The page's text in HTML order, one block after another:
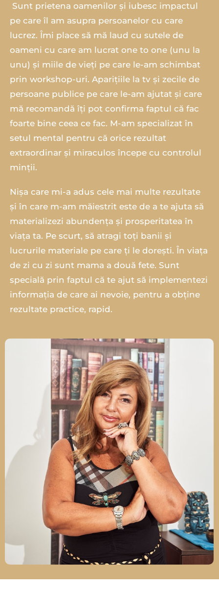
‍ Sunt prietena oamenilor și iubesc impactul
pe care îl am asupra persoanelor cu care
lucrez. Îmi place să mă laud cu sutele de
oameni cu care am lucrat one to one (unu la
unu) și miile de vieți pe care le-am schimbat
prin workshop-uri. Aparițiile la tv și zecile de
persoane publice pe care le-am ajutat și care
mă recomandă îți pot confirma faptul că fac
foarte bine ceea ce fac. M-am specializat în
setul mental pentru că orice rezultat
extraordinar și miraculos începe cu controlul
minții.
Nișa care mi-a adus cele mai multe rezultate
și în care m-am măiestrit este de a te ajuta să
materializezi abundența și prosperitatea în
viața ta. Pe scurt, să atragi toți banii și
lucrurile materiale pe care ți le dorești. În viața
de zi cu zi sunt mama a două fete. Sunt
specială prin faptul că te ajut să implementezi
informația de care ai nevoie, pentru a obține
rezultate practice, rapid.